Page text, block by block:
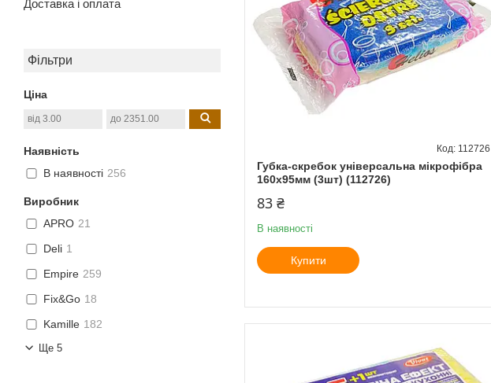
Доставка і оплата
Фільтри
Ціна
Наявність
В наявності 256
Виробник
APRO 21
Deli 1
Empire 259
Fix&Go 18
Kamille 182
Ще 5
Губка-скребок універсальна мікрофібра
160х95мм (3шт) (112726)
112726
83 ₴
В наявності
Купити